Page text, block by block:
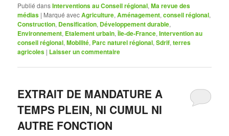
Publié dansInterventions au Conseil régional,Ma revue des
médias | Marqué avecAgriculture,Aménagement,conseil régional,
Construction, Densification, Développement durable,
Environnement, Etalement urbain,Île-de-France,Intervention au
conseil régional,Mobilité, Parc naturel régional,Sdrif,terres
agricoles | Laisser un commentaire
EXTRAIT DE MANDATURE A
TEMPS PLEIN, NI CUMUL NI
AUTRE FONCTION